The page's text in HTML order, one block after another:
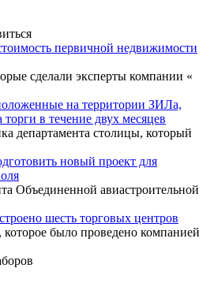
первичной недвижимости
сделали эксперты компании «
на территории ЗИЛа,
в течение двух месяцев
департамента столицы, который
новый проект для
Объединенной авиастроительной
шесть торговых центров
было проведено компанией